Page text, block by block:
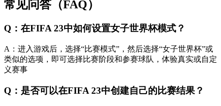
常见问答（FAQ）
Q：在FIFA 23中如何设置女子世界杯模式？
A：进入游戏后，选择“比赛模式”，然后选择“女子世界杯”或
类似的选项，即可选择比赛阶段和参赛球队，体验真实或自定
义赛事
Q：是否可以在FIFA 23中创建自己的比赛结果？